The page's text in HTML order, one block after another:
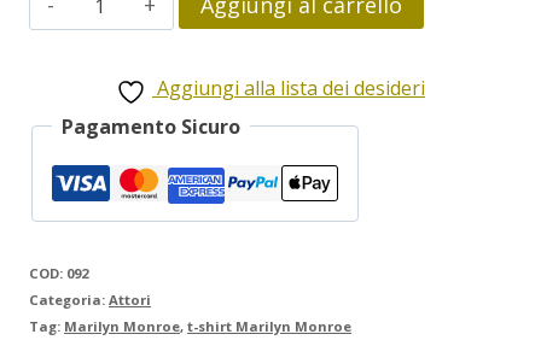
Monroe
quantità Aggiungi alla lista dei desideri
Pagamento Sicuro
COD: 092
Categoria: Attori
Tag: Marilyn Monroe, t-shirt Marilyn Monroe